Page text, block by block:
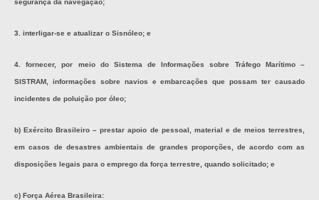
segurança da navegação;
3. interligar-se e atualizar o Sisnóleo; e
4. fornecer, por meio do Sistema de Informações sobre Tráfego Marítimo –
SISTRAM, informações sobre navios e embarcações que possam ter causado
incidentes de poluição por óleo;
b) Exército Brasileiro – prestar apoio de pessoal, material e de meios terrestres,
em casos de desastres ambientais de grandes proporções, de acordo com as
disposições legais para o emprego da força terrestre, quando solicitado; e
c) Força Aérea Brasileira: